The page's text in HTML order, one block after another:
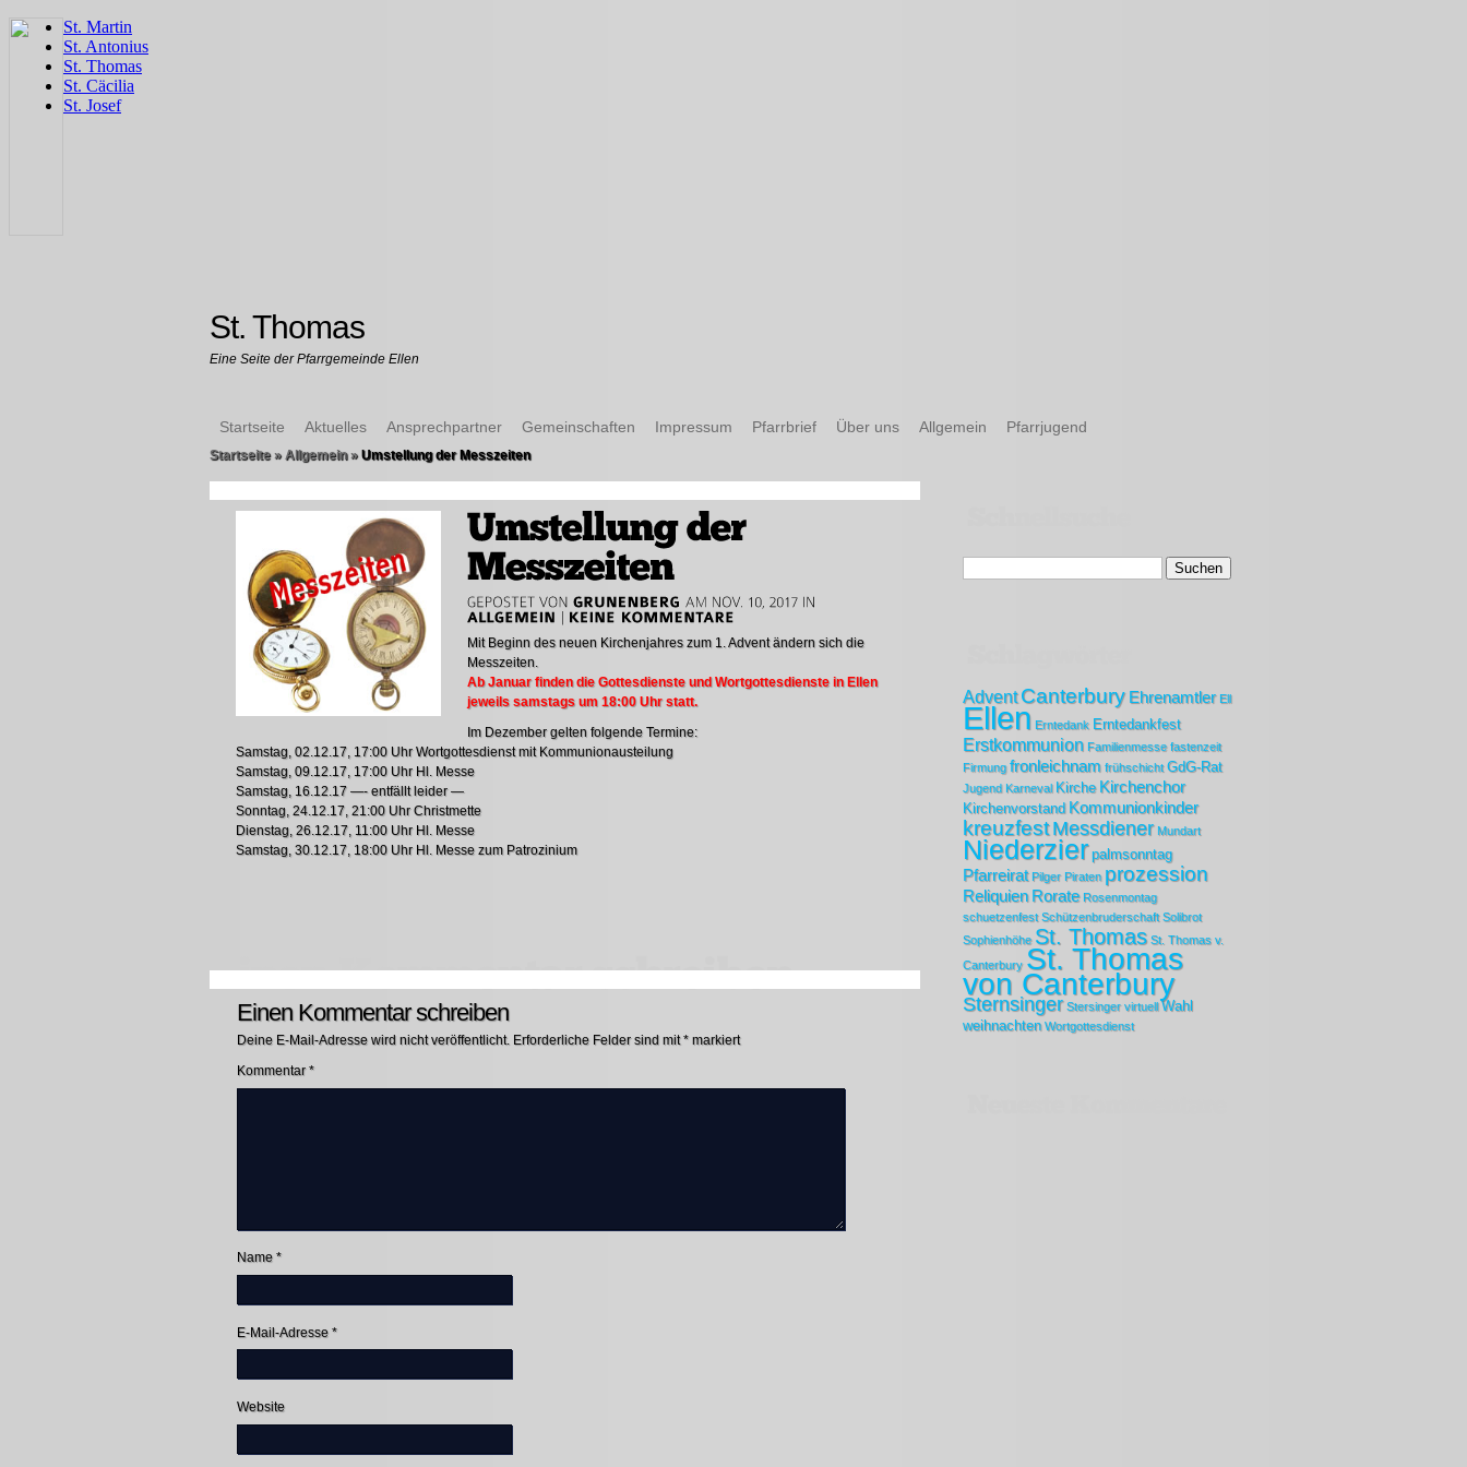
St. Thomas
Eine Seite der Pfarrgemeinde Ellen
Startseite Aktuelles Ansprechpartner Gemeinschaften Impressum Pfarrbrief Über uns Allgemein Pfarrjugend
Startseite » Allgemein »Umstellung der Messzeiten
Mit Beginn des neuen Kirchenjahres zum 1. Advent ändern sich die
Messzeiten.
Ab Januar finden die Gottesdienste und Wortgottesdienste in Ellen
jeweils samstags um 18:00 Uhr statt.
Im Dezember gelten folgende Termine:
Samstag, 02.12.17, 17:00 Uhr Wortgottesdienst mit Kommunionausteilung
Samstag, 09.12.17, 17:00 Uhr Hl. Messe
Samstag, 16.12.17 —- entfällt leider —
Sonntag, 24.12.17, 21:00 Uhr Christmette
Dienstag, 26.12.17, 11:00 Uhr Hl. Messe
Samstag, 30.12.17, 18:00 Uhr Hl. Messe zum Patrozinium
Einen Kommentar schreiben
Deine E-Mail-Adresse wird nicht veröffentlicht. Erforderliche Felder sind mit* markiert
Kommentar*
Name *
E-Mail-Adresse *
Website
Advent Canterbury Ehrenamtler Ell
Ellen Erntedank Erntedankfest
Erstkommunion Familienmesse fastenzeit
Firmung fronleichnam frühschicht GdG-Rat
Jugend Karneval Kirche Kirchenchor
Kirchenvorstand Kommunionkinder
kreuzfest Messdiener Mundart
Niederzier palmsonntag
Pfarreirat Pilger Piraten prozession
Reliquien Rorate Rosenmontag
schuetzenfest Schützenbruderschaft Solibrot
Sophienhöhe St. Thomas St. Thomas v.
Canterbury St. Thomas
von Canterbury
Sternsinger Stersinger virtuell Wahl
weihnachten Wortgottesdienst